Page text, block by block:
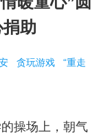
助
贪玩游戏 “重走
操场上，朝气